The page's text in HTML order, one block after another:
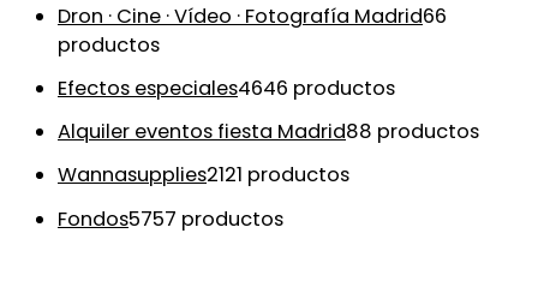
Dron · Cine · Vídeo · Fotografía Madrid66
productos
Efectos especiales4646 productos
Alquiler eventos fiesta Madrid88 productos
Wannasupplies2121 productos
Fondos5757 productos